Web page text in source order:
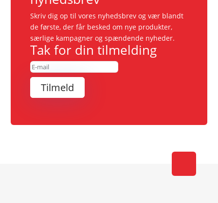
Skriv dig op til vores nyhedsbrev og vær blandt
de første, der får besked om nye produkter,
særlige kampagner og spændende nyheder.
Tak for din tilmelding
Tilmeld